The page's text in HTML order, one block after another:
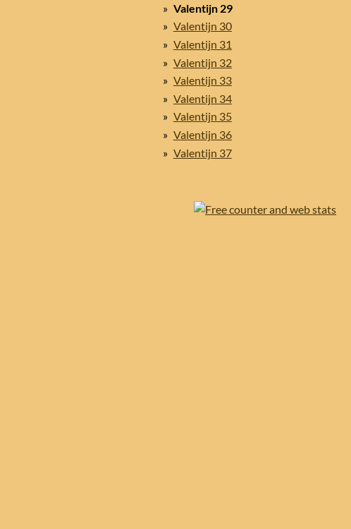
Valentijn 29
Valentijn 30
Valentijn 31
Valentijn 32
Valentijn 33
Valentijn 34
Valentijn 35
Valentijn 36
Valentijn 37